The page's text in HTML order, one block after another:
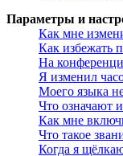
Параметры и
Как мне
Как избежать
На
Я изменил
Моего языка
Что означают
Как мне
Что такое
Когда я